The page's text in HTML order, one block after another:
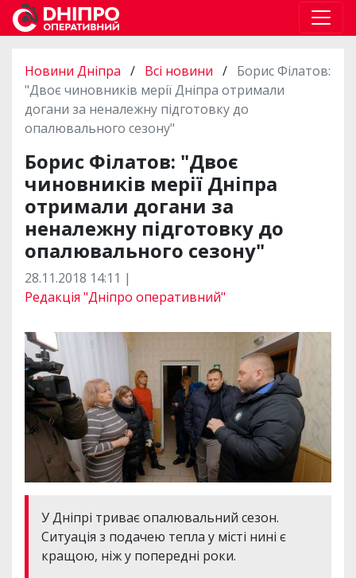
Новини Дніпра / Всі новини / Борис Філатов:
"Двоє чиновників мерії Дніпра отримали
догани за неналежну підготовку до
опалювального сезону"
Борис Філатов: "Двоє
чиновників мерії Дніпра
отримали догани за
неналежну підготовку до
опалювального сезону"
28.11.2018 14:11 |
Редакція "Дніпро оперативний"
У Дніпрі триває опалювальний сезон.
Ситуація з подачею тепла у місті нині є
кращою, ніж у попередні роки.